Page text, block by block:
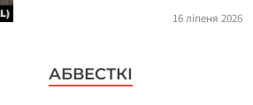
16 ліпеня 2026
АБВЕСТКІ